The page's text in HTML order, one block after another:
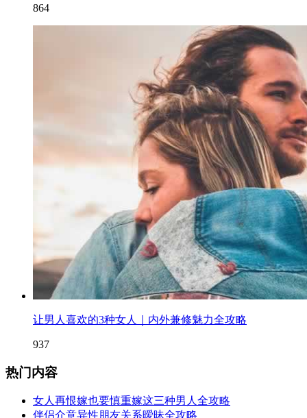
864
让男人喜欢的3种女人｜内外兼修魅力全攻略
937
热门内容
女人再恨嫁也要慎重嫁这三种男人全攻略
伴侣介意异性朋友关系暧昧全攻略